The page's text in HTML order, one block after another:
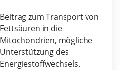
Beitrag zum Transport von
Fettsäuren in die
Mitochondrien, mögliche
Unterstützung des
Energiestoffwechsels.